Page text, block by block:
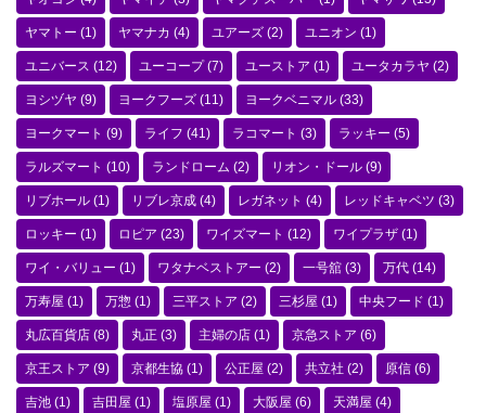
ヤマトー (1) ヤマナカ (4) ユアーズ (2) ユニオン (1)
ユニバース (12) ユーコープ(7) ユーストア (1) ユータカラヤ (2)
ヨシヅヤ (9) ヨークフーズ (11) ヨークベニマル (33)
ヨークマート (9) ライフ (41) ラコマート (3) ラッキー (5)
ラルズマート (10) ランドローム (2) リオン・ドール (9)
リブホール (1) リブレ京成 (4) レガネット (4) レッドキャベツ (3)
ロッキー (1) ロピア (23) ワイズマート (12) ワイプラザ (1)
ワイ・バリュー (1) ワタナベストアー (2) 一号舘 (3) 万代 (14)
万寿屋 (1) 万惣 (1) 三平ストア (2) 三杉屋 (1) 中央フード (1)
丸広百貨店 (8) 丸正 (3) 主婦の店 (1) 京急ストア (6)
京王ストア (9) 京都生協 (1) 公正屋 (2) 共立社 (2) 原信 (6)
吉池 (1) 吉田屋 (1) 塩原屋 (1) 大阪屋 (6) 天満屋 (4)